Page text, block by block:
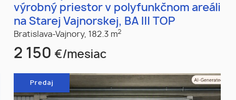
výrobný priestor v polyfunkčnom areáli
na Starej Vajnorskej, BA III TOP
Bratislava-Vajnory, 182.3 m2
2 150 €/mesiac
Predaj